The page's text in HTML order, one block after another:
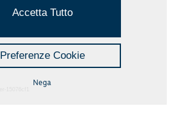
Accetta Tutto
Preferenze Cookie
Nega